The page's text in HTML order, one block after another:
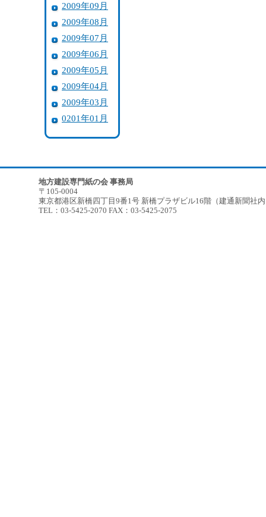
2009年09月
2009年08月
2009年07月
2009年06月
2009年05月
2009年04月
2009年03月
0201年01月
地方建設専門紙の会 事務局
〒105-0004
東京都港区新橋四丁目9番1号 新橋プラザビル16階（建通新聞社
TEL：03-5425-2070 FAX：03-5425-2075